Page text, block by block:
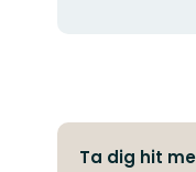
Ta dig hit